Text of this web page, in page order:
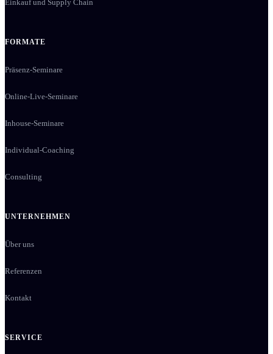
Einkauf und Supply Chain
FORMATE
Präsenz-Seminare
Online-Live-Seminare
Inhouse-Seminare
Individual-Coaching
Consulting
UNTERNEHMEN
Über uns
Referenzen
Kontakt
SERVICE